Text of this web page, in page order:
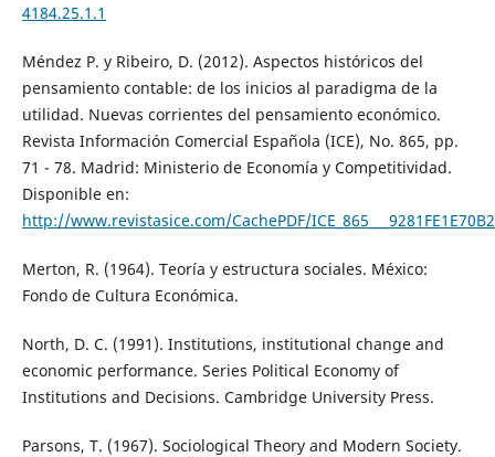
4184.25.1.1
Méndez P. y Ribeiro, D. (2012). Aspectos históricos del
pensamiento contable: de los inicios al paradigma de la
utilidad. Nuevas corrientes del pensamiento económico.
Revista Información Comercial Española (ICE), No. 865, pp.
71 - 78. Madrid: Ministerio de Economía y Competitividad.
Disponible en:
http://www.revistasice.com/CachePDF/
Merton, R. (1964). Teoría y estructura sociales. México:
Fondo de Cultura Económica.
North, D. C. (1991). Institutions, institutional change and
economic performance. Series Political Economy of
Institutions and Decisions. Cambridge University Press.
Parsons, T. (1967). Sociological Theory and Modern Society.